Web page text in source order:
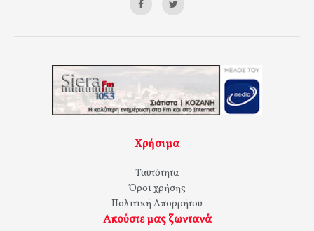
Χρήσιμα
Ταυτότητα
Όροι χρήσης
Πολιτική Απορρήτου
Ακούστε μας ζωντανά